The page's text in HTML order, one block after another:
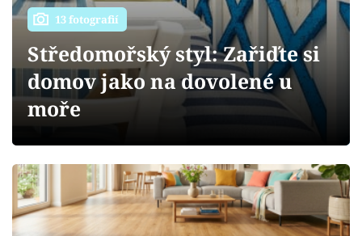
Přihlášení
Sledujte nás
13 fotografií
Středomořský styl: Zařiďte si
domov jako na dovolené u
moře